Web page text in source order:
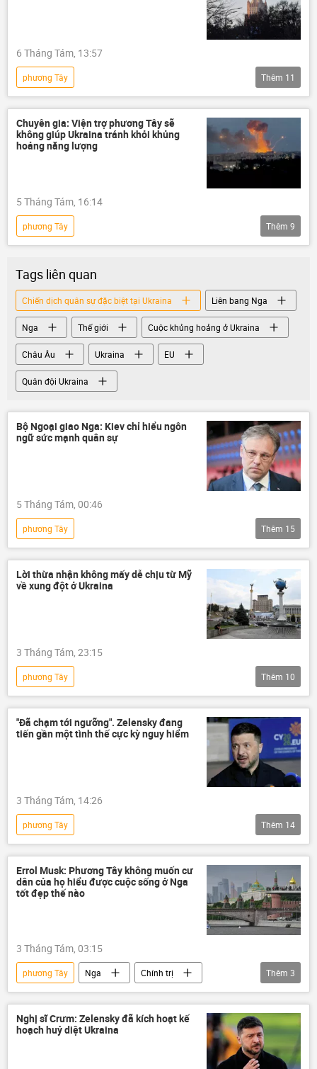
Công nghiệp
6 Tháng Tám, 13:57
phương Tây
Chiến dịch quân sự đặc biệt tại Ukraina
Thế giới
Nga
Liên bang Nga
Ukraina
Quân đội Ukraina
Châu Âu
Chính sách
Thêm 11
Chuyên gia: Viện trợ phương Tây sẽ
không giúp Ukraina tránh khỏi khủng
hoảng năng lượng
5 Tháng Tám, 16:14
phương Tây
Chiến dịch quân sự đặc biệt tại Ukraina
Quan điểm-Ý kiến
Sputnik
Thế giới
Ukraina
Nga
năng lượng đô la
Thêm 9
Tags liên quan
Chiến dịch quân sự đặc biệt tại Ukraina Liên bang Nga
Nga Thế giới Cuộc khủng hoảng ở Ukraina
Châu Âu Ukraina EU
Quân đội Ukraina
Bộ Ngoại giao Nga: Kiev chỉ hiểu ngôn
ngữ sức mạnh quân sự
5 Tháng Tám, 00:46
phương Tây
Chiến dịch quân sự đặc biệt tại Ukraina
Vladimir Zelensky
Nga
Bộ Ngoại giao Nga
Quân đội Ukraina
chính quyền
công nghiệp quốc phòng
Thêm 15
Lời thừa nhận không mấy dễ chịu từ Mỹ
về xung đột ở Ukraina
3 Tháng Tám, 23:15
phương Tây
Chiến dịch quân sự đặc biệt tại Ukraina
Ukraina
Hoa Kỳ
Thế giới
Liên minh châu Âu
Nga
Thêm 10
"Đã chạm tới ngưỡng". Zelensky đang
tiến gần một tình thế cực kỳ nguy hiểm
3 Tháng Tám, 14:26
phương Tây
Chiến dịch quân sự đặc biệt tại Ukraina
Pháp luật
Ukraina
Cuộc khủng hoảng ở Ukraina
cảnh sát
xung đột quân sự
Quan điểm-Ý kiến
Nga
chuyên gia
Thêm 14
Errol Musk: Phương Tây không muốn cư
dân của họ hiểu được cuộc sống ở Nga
tốt đẹp thế nào
3 Tháng Tám, 03:15
phương Tây Nga
Chính trị
Thế giới
Hoa Kỳ Elon Musk
Thêm 3
Nghị sĩ Crưm: Zelensky đã kích hoạt kế
hoạch huỷ diệt Ukraina